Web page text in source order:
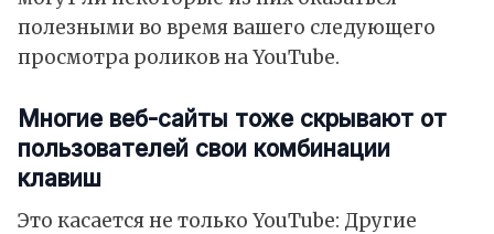
полезными во время вашего следующего
просмотра роликов на YouTube.
Многие веб-сайты тоже скрывают от
пользователей свои комбинации
клавиш
Это касается не только YouTube: Другие